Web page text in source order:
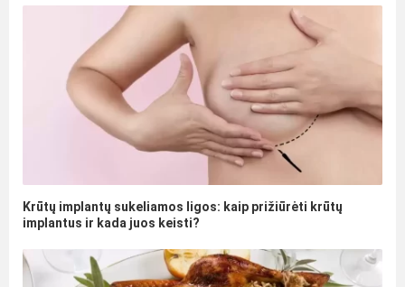
Krūtų implantų sukeliamos ligos: kaip prižiūrėti krūtų
implantus ir kada juos keisti?